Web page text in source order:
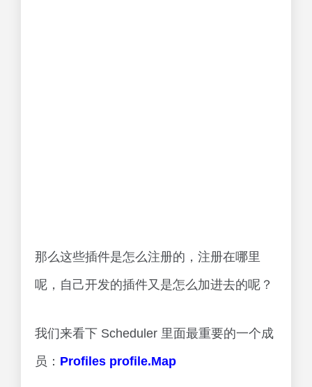
那么这些插件是怎么注册的，注册在哪里
呢，自己开发的插件又是怎么加进去的呢？
我们来看下 Scheduler 里面最重要的一个成
员： Profiles profile.Map